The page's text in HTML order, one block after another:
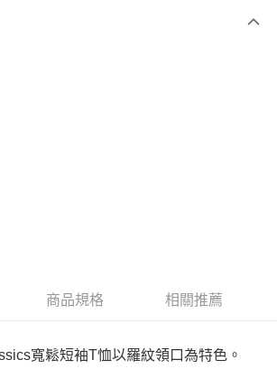
商品規格 相關推薦
寬鬆短袖T恤以羅紋領口為特色。